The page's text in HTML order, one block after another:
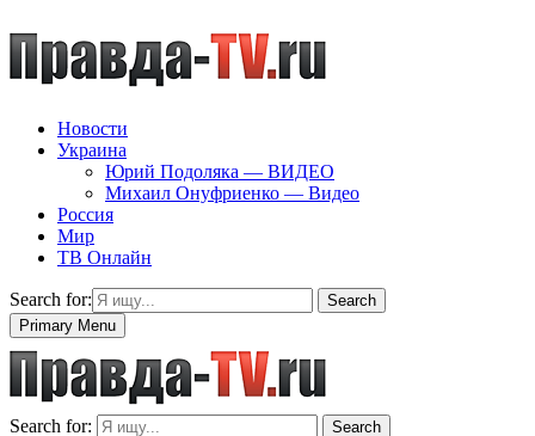
Новости
Украина
Юрий Подоляка — ВИДЕО
Михаил Онуфриенко — Видео
Россия
Мир
ТВ Онлайн
Search for:
Search
Primary Menu
Search for: Search